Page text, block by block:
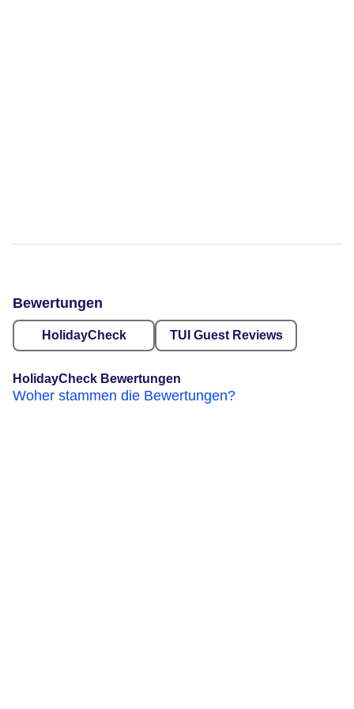
Bewertungen
HolidayCheck TUI Guest Reviews
HolidayCheck Bewertungen
Woher stammen die Bewertungen?